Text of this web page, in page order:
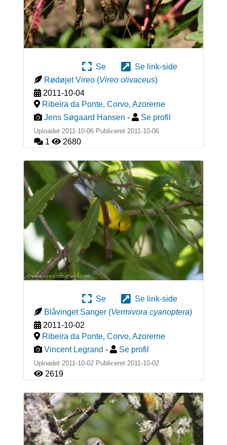
Se
Se link-side
Rødøjet Vireo (Vireo olivaceus)
2011-10-04
Ribeira da Ponte, Corvo, Azorerne
Jens Søgaard Hansen - Se profil
Uploadet 2011-10-06 Publiceret 2011-10-06
1 2680
Se
Se link-side
Blåvinget Sanger (Vermivora cyanoptera)
2011-10-02
Ribeira da Ponte, Corvo, Azorerne
Vincent Legrand - Se profil
Uploadet 2011-10-02 Publiceret 2011-10-02
2619